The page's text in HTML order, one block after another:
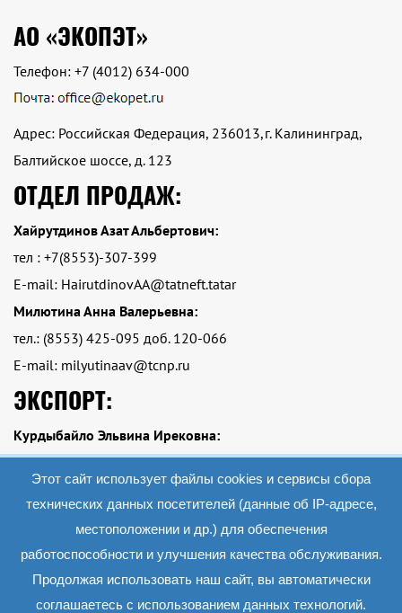
АО «ЭКОПЭТ»
Телефон: +7 (4012) 634-000
Адрес: Российская Федерация, 236013,г. Калининград,
Балтийское шоссе, д. 123
ОТДЕЛ ПРОДАЖ:
Хайрутдинов Азат Альбертович:
тел : +7(8553)-307-399
E-mail: HairutdinovAA@tatneft.tatar
Милютина Анна Валерьевна:
тел.: (8553) 425-095 доб. 120-066
E-mail: milyutinaav@tcnp.ru
ЭКСПОРТ:
Курдыбайло Эльвина Ирековна:
тел.: Тел.: +7 (8553)-425-095 доб. 120-084
E-mail: kurdybailoei@tcnp.ru
2019 АО «Экопэт»
числе дизайн). Запрещается копирование, распространение (в том числе путем
использование информации и объектов без предварительного согласия
Этот сайт использует файлы cookies и сервисы сбора
технических данных посетителей (данные об IP-адресе,
местоположении и др.) для обеспечения
работоспособности и улучшения качества обслуживания.
Продолжая использовать наш сайт, вы автоматически
соглашаетесь с использованием данных технологий.